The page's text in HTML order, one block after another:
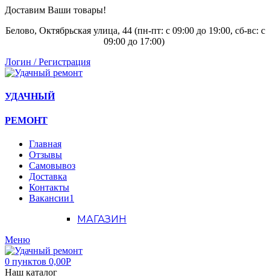
Доставим Ваши товары!
Белово, Октябрьская улица, 44 (пн-пт: с 09:00 до 19:00, сб-вс: с
09:00 до 17:00)
Логин / Регистрация
УДАЧНЫЙ
РЕМОНТ
Главная
Отзывы
Самовывоз
Доставка
Контакты
Вакансии1
МАГАЗИН
Меню
0 пунктов 0,00Р
Наш каталог